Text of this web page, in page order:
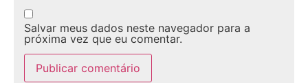
Salvar meus dados neste navegador para a
próxima vez que eu comentar.